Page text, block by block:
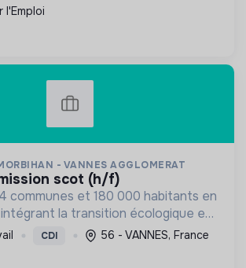
l'Emploi
- VANNES AGGLOMERAT
scot (h/f)
communes et 180 000 habitants en
la transition écologique et
planification résiliente, des achats
soutien à l'économie verte.
CDI 56 - VANNES, France